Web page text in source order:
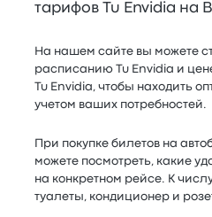
тарифов Tu Envidia на
На нашем сайте вы можете
расписанию Tu Envidia и
Tu Envidia, чтобы находить
учетом ваших потребностей.
При покупке билетов на
можете посмотреть, какие
на конкретном рейсе. К
туалеты, кондиционер и